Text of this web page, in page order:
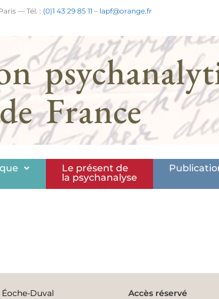
— Tél. : (0)1 43 29 85 11 – lapf@orange.fr
de France
Le présent de
la psychanalyse
Duval
Accès réservé